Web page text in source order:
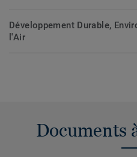
Développement Durable,
l'Air
Documents